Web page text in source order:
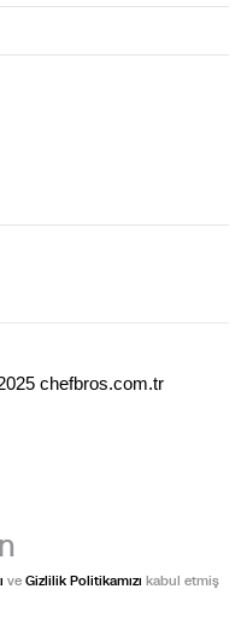
chefbros.com.tr
ve Gizlilik Politikamızı kabul etmiş